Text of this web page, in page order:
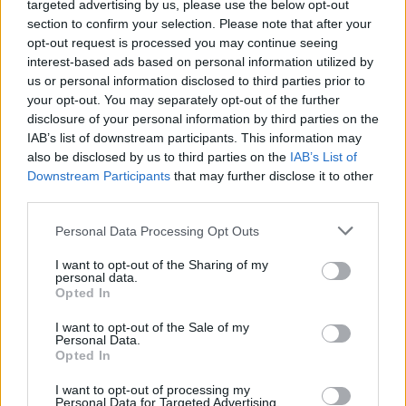
targeted advertising by us, please use the below opt-out
section to confirm your selection. Please note that after your
opt-out request is processed you may continue seeing
interest-based ads based on personal information utilized by
us or personal information disclosed to third parties prior to
your opt-out. You may separately opt-out of the further
disclosure of your personal information by third parties on the
IAB’s list of downstream participants. This information may
also be disclosed by us to third parties on the IAB’s List of
Downstream Participants that may further disclose it to other
Personal Data Processing Opt Outs
I want to opt-out of the Sharing of my
personal data.
Opted In
I want to opt-out of the Sale of my
Personal Data.
Opted In
I want to opt-out of processing my
Personal Data for Targeted Advertising.
08/08/2026
ΔΗΜΟΦΙΛΗ
Τουρκία για το ειδικό χωροταξικό πλαίσιο για τον
τουρισμό: «Δεν δημιουργεί καμία νομική συνέπεια»
08/08/2026
Φρουροί της Επανάστασης: «Το Ορμούζ θα ανοίξει
όταν οι ΗΠΑ αποδεχθούν τους όρους του Ιράν»
08/08/2026
Νέο πλήγμα για το κόμμα Καρυστιανού: Αποχωρεί
Νίκος Μπρουτζάκης – Καταγγέλει αυθαιρεσία και
08/08/2026
Ξένος ήμην
ΠΑΣΟΚ κατά Σκέρτσου: «Τα επιχειρήματα και οι
πίνακες του διαρκούν μέχρι τα επόμενα που
τα προηγούμενα»